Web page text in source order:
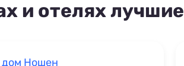
и отелях лучшие
дом Ношен